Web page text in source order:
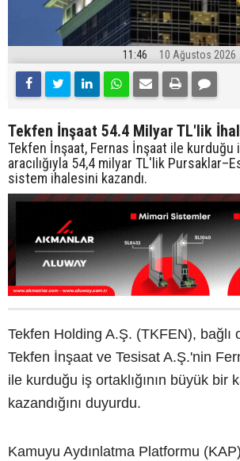
11:46 10 Ağustos 2026
Tekfen İnşaat 54.4 Milyar TL'lik
Tekfen İnşaat, Fernas İnşaat ile kurduğu
aracılığıyla 54,4 milyar TL'lik
sistem ihalesini kazandı.
Tekfen Holding A.Ş. (TKFEN), bağlı
Tekfen İnşaat ve Tesisat A.Ş.'nin
ile kurduğu iş ortaklığının büyük bir
kazandığını duyurdu.
Kamuyu Aydınlatma Platformu